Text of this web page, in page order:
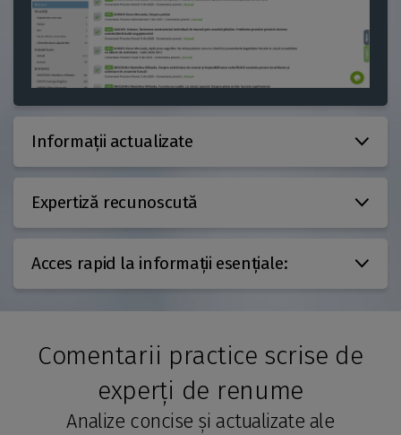
Informații actualizate
Expertiză recunoscută
Acces rapid la informații esențiale:
Comentarii practice scrise de
experți de renume
Analize concise și actualizate ale